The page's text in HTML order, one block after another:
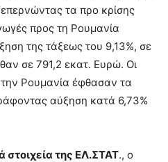
τα προ κρίσης
προς τη Ρουμανία
της τάξεως του 9,13%, σε
σε 791,2 εκατ. Ευρώ. Οι
Ρουμανία έφθασαν τα
αύξηση κατά 6,73%
στοιχεία της ΕΛ.ΣΤΑΤ., ο